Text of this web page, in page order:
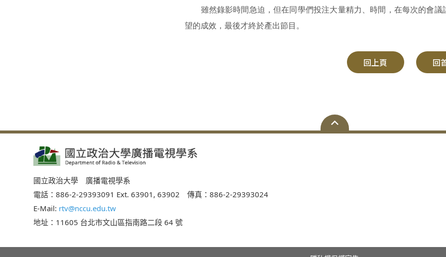
雖然錄影時間急迫，但在同學們投注大量精力、時間，在每次的會議
望的成效，最後才終於產出節目。
回上頁 回
國立政治大學 廣播電視學系
電話：886-2-29393091 Ext. 63901, 63902 傳真：886-2-29393024
E-Mail: rtv@nccu.edu.tw
地址：11605 台北市文山區指南路二段 64 號